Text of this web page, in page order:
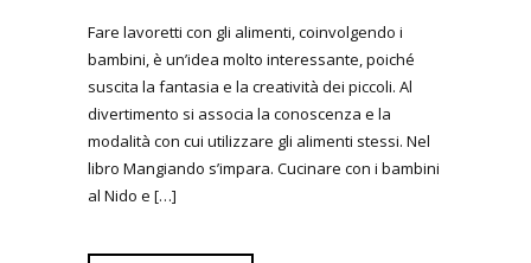
Fare lavoretti con gli alimenti, coinvolgendo i
bambini, è un’idea molto interessante, poiché
suscita la fantasia e la creatività dei piccoli. Al
divertimento si associa la conoscenza e la
modalità con cui utilizzare gli alimenti stessi. Nel
libro Mangiando s’impara. Cucinare con i bambini
al Nido e […]